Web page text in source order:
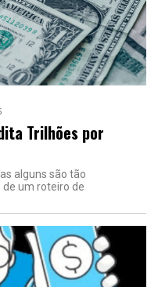
Trilhões por
alguns são tão
um roteiro de